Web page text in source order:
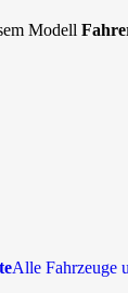
Modell
Alle Fahrzeuge